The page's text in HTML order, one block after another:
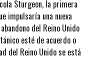
Sturgeon, la primera
impulsaría una nueva
del Reino Unido
esté de acuerdo o
del Reino Unido se está